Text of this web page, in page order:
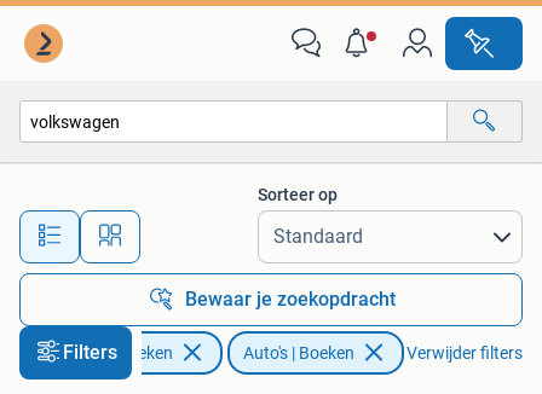
Alle afstanden…
Sorteer op
Bewaar je zoekopdracht
Filters Boeken Auto's | Boeken Verwijder filters